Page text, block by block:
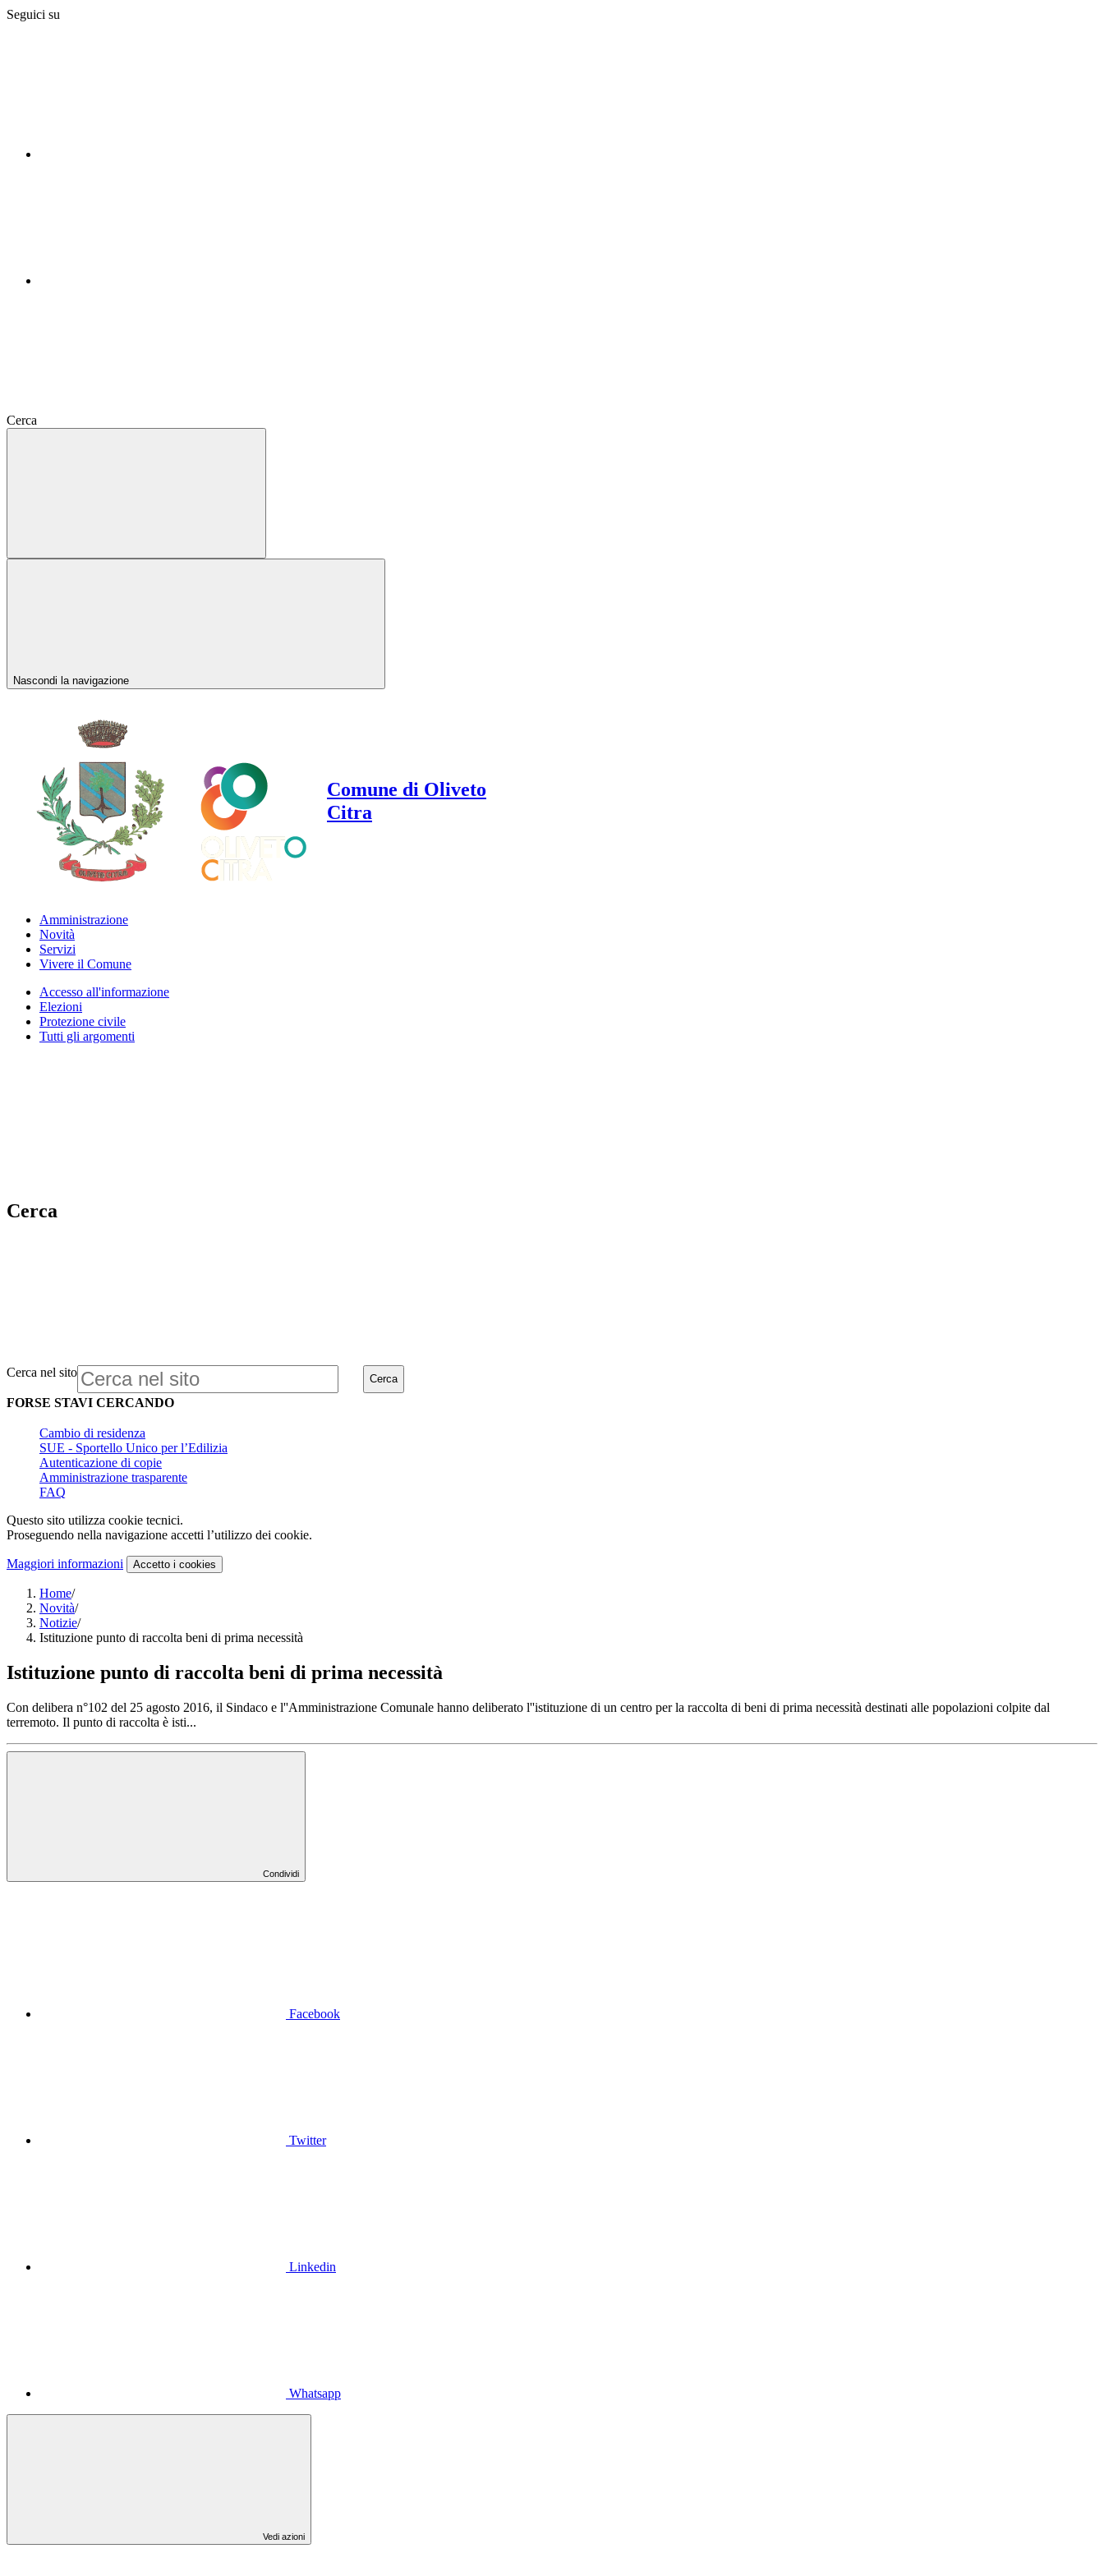
Seguici su
Cerca
Nascondi la navigazione
Comune di Oliveto
Citra
Amministrazione
Novità
Servizi
Vivere il Comune
Accesso all'informazione
Elezioni
Protezione civile
Tutti gli argomenti
Cerca
Cerca nel sito Cerca
FORSE STAVI CERCANDO
Cambio di residenza
SUE - Sportello Unico per l’Edilizia
Autenticazione di copie
Amministrazione trasparente
FAQ
Questo sito utilizza cookie tecnici.
Proseguendo nella navigazione accetti l’utilizzo dei cookie.
Maggiori informazioni Accetto i cookies
Home/
Novità/
Notizie/
Istituzione punto di raccolta beni di prima necessità
Istituzione punto di raccolta beni di prima necessità
Con delibera n°102 del 25 agosto 2016, il Sindaco e l''Amministrazione Comunale hanno deliberato l''istituzione di un centro per la raccolta di beni di prima necessità destinati alle popolazioni colpite dal
terremoto. Il punto di raccolta è isti...
Condividi
Facebook
Twitter
Linkedin
Whatsapp
Vedi azioni